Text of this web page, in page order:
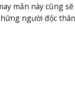
mắn này cũng
người độc